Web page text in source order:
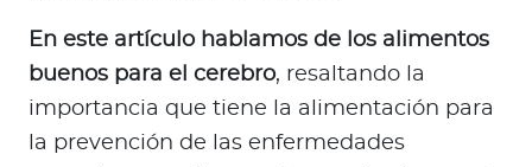
En este artículo hablamos de los alimentos
buenos para el cerebro, resaltando la
importancia que tiene la alimentación para
la prevención de las enfermedades